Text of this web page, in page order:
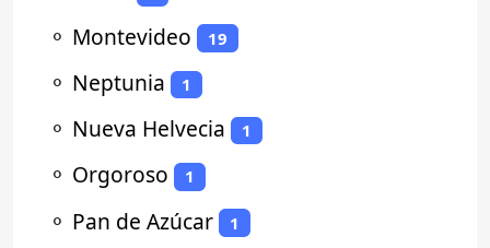
⚬ Montevideo 19
⚬ Neptunia 1
⚬ Nueva Helvecia 1
⚬ Orgoroso 1
⚬ Pan de Azúcar 1